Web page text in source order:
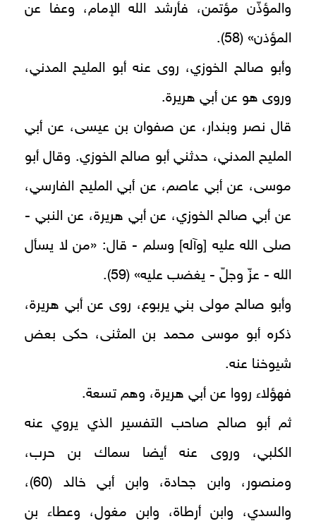
والمؤذّن مؤتمن، فأرشد الله الإمام، وعفا عن
المؤذن» (58).
وأبو صالح الخوزي، روى عنه أبو المليح المدني،
وروى هو عن أبي هريرة.
قال نصر وبندار، عن صفوان بن عيسى، عن أبي
المليح المدني، حدثني أبو صالح الخوزي. وقال أبو
موسى، عن أبي عاصم، عن أبي المليح الفارسي،
عن أبي صالح الخوزي، عن أبي هريرة، عن النبي -
صلى الله عليه [وآله] وسلم - قال: «من لا يسأل
الله - عزّ وجلّ - يغضب عليه» (59).
وأبو صالح مولى بني يربوع، روى عن أبي هريرة،
ذكره أبو موسى محمد بن المثنى، حكى بعض
شيوخنا عنه.
فهؤلاء رووا عن أبي هريرة، وهم تسعة.
ثم أبو صالح صاحب التفسير الذي يروي عنه
الكلبي، وروى عنه أيضا سماك بن حرب،
ومنصور، وابن جحادة، وابن أبي خالد (60)،
والسدي، وابن أرطاة، وابن مغول، وعطاء بن